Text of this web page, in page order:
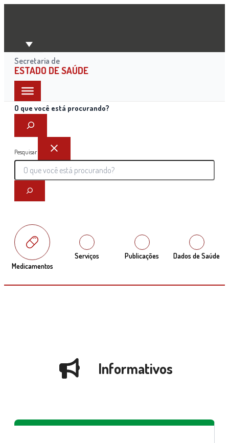
Ir
conteúdo
Secretaria de
ESTADO DE SAÚDE
O que você está procurando?
Pesquisar
Medicamentos
Serviços Publicações Dados de Saúde
Informativos